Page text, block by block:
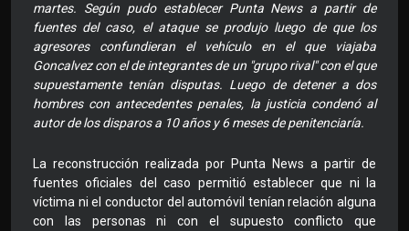
martes. Según pudo establecer Punta News a partir de
fuentes del caso, el ataque se produjo luego de que los
agresores confundieran el vehículo en el que viajaba
Goncalvez con el de integrantes de un "grupo rival" con el que
supuestamente tenían disputas. Luego de detener a dos
hombres con antecedentes penales, la justicia condenó al
autor de los disparos a 10 años y 6 meses de penitenciaría.
La reconstrucción realizada por Punta News a partir de
fuentes oficiales del caso permitió establecer que ni la
víctima ni el conductor del automóvil tenían relación alguna
con las personas ni con el supuesto conflicto que